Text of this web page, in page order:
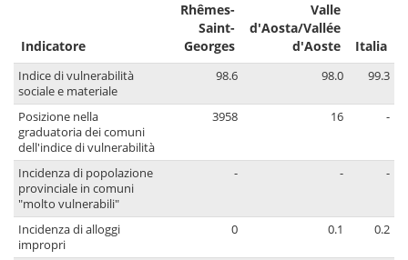
Indicatore
Rhêmes-
Saint-
Georges
Valle
d'Aosta/Vallée
d'Aoste
Italia
Indice di vulnerabilità
sociale e materiale
98.6 98.0 99.3
Posizione nella
graduatoria dei comuni
dell'indice di vulnerabilità
3958 16 -
Incidenza di popolazione
provinciale in comuni
"molto vulnerabili"
- - -
Incidenza di alloggi
impropri
0 0.1 0.2